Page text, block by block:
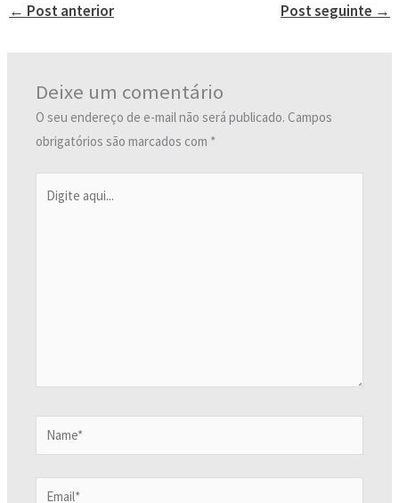
← Post anterior Post seguinte →
Deixe um comentário
O seu endereço de e-mail não será publicado. Campos
obrigatórios são marcados com *
aqui...
Name*
Email*